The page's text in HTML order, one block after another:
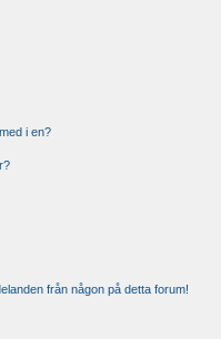
i en?
från någon på detta forum!